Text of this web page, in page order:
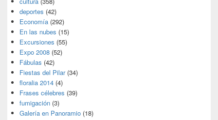
deportes (42)
Economía (292)
En las nubes (15)
Excursiones (55)
Expo 2008 (52)
Fábulas (42)
Fiestas del Pilar(34)
floralia 2014 (4)
Frases célebres (39)
fumigación (3)
Galería en Panoramio (18)